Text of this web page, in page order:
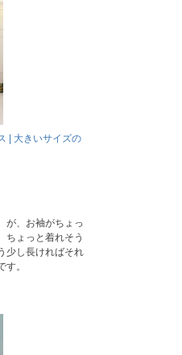
| 大きいサイズの
が、お袖がちょっ
ちょっと着れそう
少し長ければそれ
。